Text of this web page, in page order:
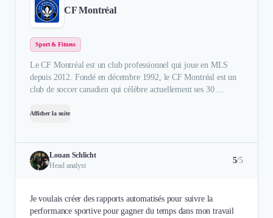
CF Montréal
Sport & Fitness
Le CF Montréal est un club professionnel qui joue en MLS
depuis 2012. Fondé en décembre 1992, le CF Montréal est un
club de soccer canadien qui célèbre actuellement ses 30 ...
Afficher la suite
Louan Schlicht
Head analyst
5/5
Je voulais créer des rapports automatisés pour suivre la
performance sportive pour gagner du temps dans mon travail